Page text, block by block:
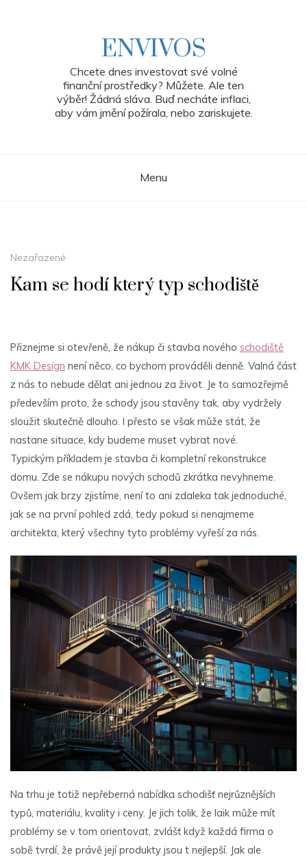
ENVIVOS
Chcete dnes investovat své volné
finanční prostředky? Můžete. Ale ten
výběr! Žádná sláva. Buď necháte inflaci,
aby vám jmění požírala, nebo zariskujete.
Menu
Nezařazené
Kam se hodí který typ schodiště
Přiznejme si otevřeně, že nákup či stavba nového schodiště
KMK Design není něco, co bychom prováděli denně. Valná část
z nás to nebude dělat ani jednou za život. Je to samozřejmě
především proto, že schody jsou stavěny tak, aby vydržely
sloužit skutečně dlouho. I přesto se však může stát, že
nastane situace, kdy budeme muset vybrat nové.
Typickým příkladem je stavba či kompletní rekonstrukce
domu. Zde se nákupu nových schodů zkrátka nevyhneme.
Ovšem jak brzy zjistíme, není to ani zdaleka tak jednoduché,
jak se na první pohled zdá, tedy pokud si nenajmeme
architekta, který všechny tyto problémy vyřeší za nás.
Na trhu je totiž nepřeberná nabídka schodišť nejrůznějších
typů, materiálu, kvality i ceny. Je jich tolik, že laik může mít
problémy se v tom orientovat, zvlášť když každá firma o
sobě tvrdí, že právě její produkty jsou t nejlepší. Jak ale